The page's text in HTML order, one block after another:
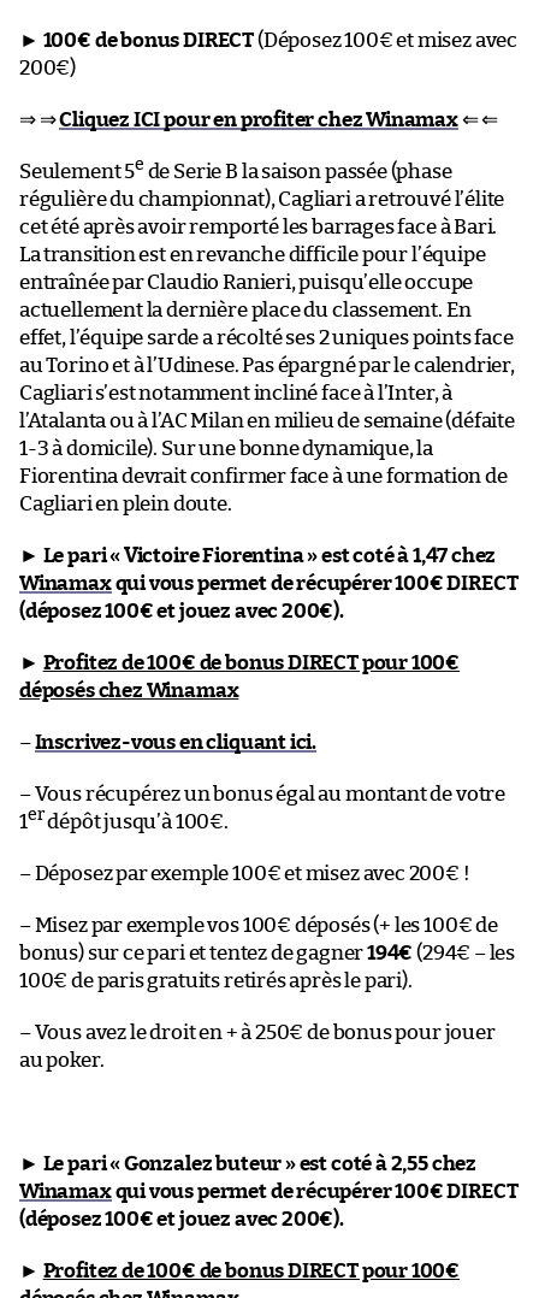
► 100€ de bonus DIRECT(Déposez 100€ et misez avec
200€)
⇒ ⇒Cliquez ICI pour en profiter chez Winamax⇐ ⇐
Seulement 5e de Serie B la saison passée (phase
régulière du championnat), Cagliari a retrouvé l’élite
cet été après avoir remporté les barrages face à Bari.
La transition est en revanche difficile pour l’équipe
entraînée par Claudio Ranieri, puisqu’elle occupe
actuellement la dernière place du classement. En
effet, l’équipe sarde a récolté ses 2 uniques points face
au Torino et à l’Udinese. Pas épargné par le calendrier,
Cagliari s’est notamment incliné face à l’Inter, à
l’Atalanta ou à l’AC Milan en milieu de semaine (défaite
1-3 à domicile). Sur une bonne dynamique, la
Fiorentina devrait confirmer face à une formation de
Cagliari en plein doute.
► Le pari « Victoire Fiorentina » est coté à 1,47 chez
Winamaxqui vous permet de récupérer 100€ DIRECT
(déposez 100€ et jouez avec 200€).
► Profitez de 100€ de bonus DIRECT pour 100€
déposés chez Winamax
–Inscrivez-vous en cliquant ici.
– Vous récupérez un bonus égal au montant de votre
1erdépôt jusqu’à 100€.
– Déposez par exemple 100€ et misez avec 200€ !
– Misez par exemple vos 100€ déposés (+ les 100€ de
bonus) sur ce pari et tentez de gagner194€ (294€ – les
100€ de paris gratuits retirés après le pari).
– Vous avez le droit en + à 250€ de bonus pour jouer
au poker.
► Le pari « Gonzalez buteur » est coté à 2,55 chez
Winamaxqui vous permet de récupérer 100€ DIRECT
(déposez 100€ et jouez avec 200€).
► Profitez de 100€ de bonus DIRECT pour 100€